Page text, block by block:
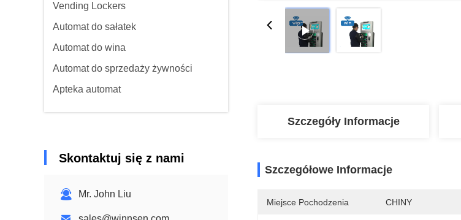
Vending Lockers
Automat do sałatek
Automat do wina
Automat do sprzedaży żywności
Apteka automat
Skontaktuj się z nami
Mr. John Liu
Szczegóły Informacje
Szczegółowe Informacje
Miejsce Pochodzenia CHINY